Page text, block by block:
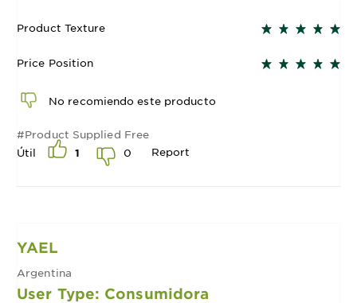
Product Texture
Price Position
No recomiendo este producto
#Product Supplied Free
Útil
1 0 Report
YAEL
Argentina
User Type: Consumidora